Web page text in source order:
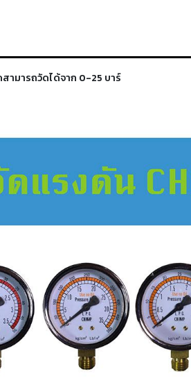
ามารถวัดได้จาก 0-25 บาร์